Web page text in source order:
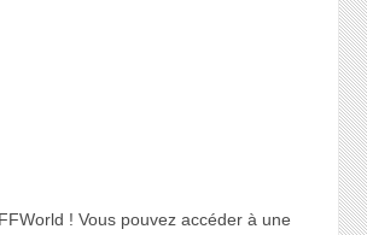
! Vous pouvez accéder à une